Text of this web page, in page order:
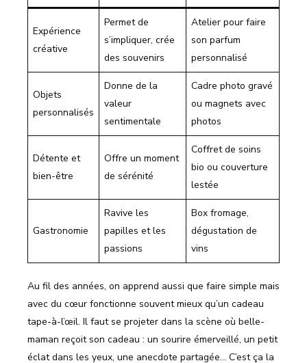
Expérience
créative
Permet de
s’impliquer, crée
des souvenirs
Atelier pour faire
son parfum
personnalisé
Objets
personnalisés
Donne de la
valeur
sentimentale
Cadre photo gravé
ou magnets avec
photos
Détente et
bien-être
Offre un moment
de sérénité
Coffret de soins
bio ou couverture
lestée
Gastronomie
Ravive les
papilles et les
passions
Box fromage,
dégustation de
vins
Au fil des années, on apprend aussi que faire simple mais
avec du cœur fonctionne souvent mieux qu’un cadeau
tape-à-l’œil. Il faut se projeter dans la scène où belle-
maman reçoit son cadeau : un sourire émerveillé, un petit
éclat dans les yeux, une anecdote partagée… C’est ça la